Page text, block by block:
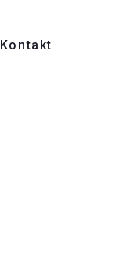
Kontakt